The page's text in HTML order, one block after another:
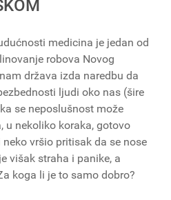
medicina je jedan od
robova Novog
država izda naredbu da
ljudi oko nas (šire
se neposlušnost može
u nekoliko koraka, gotovo
vršio pritisak da se nose
višak straha i panike, a
koga li je to samo dobro?